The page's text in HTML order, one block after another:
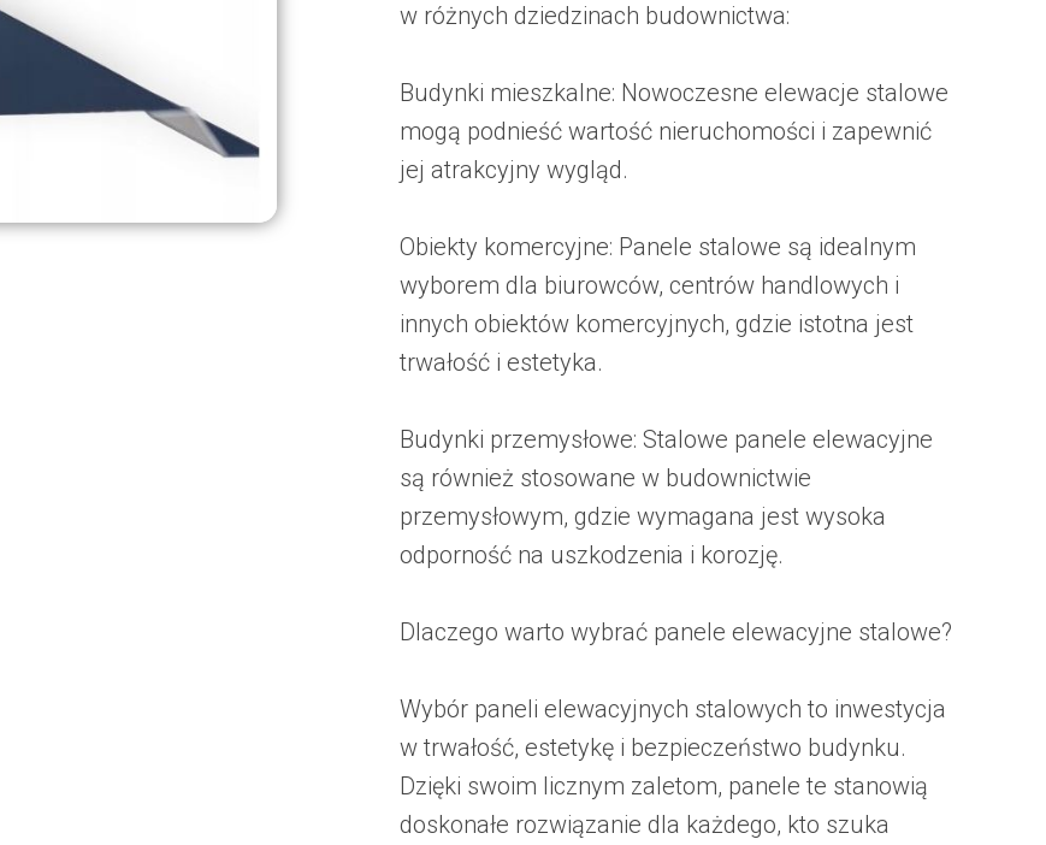
w różnych dziedzinach budownictwa:
Budynki mieszkalne: Nowoczesne elewacje stalowe
mogą podnieść wartość nieruchomości i zapewnić
jej atrakcyjny wygląd.
Obiekty komercyjne: Panele stalowe są idealnym
wyborem dla biurowców, centrów handlowych i
innych obiektów komercyjnych, gdzie istotna jest
trwałość i estetyka.
Budynki przemysłowe: Stalowe panele elewacyjne
są również stosowane w budownictwie
przemysłowym, gdzie wymagana jest wysoka
odporność na uszkodzenia i korozję.
Dlaczego warto wybrać panele elewacyjne stalowe?
Wybór paneli elewacyjnych stalowych to inwestycja
w trwałość, estetykę i bezpieczeństwo budynku.
Dzięki swoim licznym zaletom, panele te stanowią
doskonałe rozwiązanie dla każdego, kto szuka